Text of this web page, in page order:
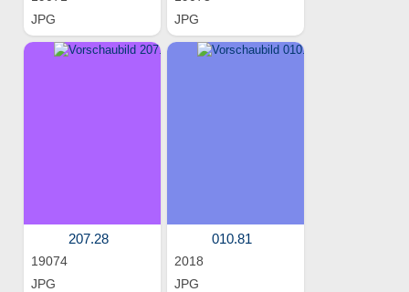
JPG
JPG
207.28
19074
JPG
010.81
2018
JPG